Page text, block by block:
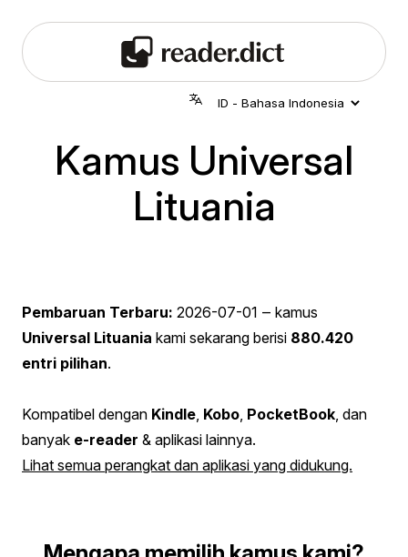
Kamus Universal
Lituania
Pembaruan Terbaru: 2026-07-01 ‒ kamus
Universal Lituania kami sekarang berisi 880.420
entri pilihan.
Kompatibel dengan Kindle Kobo PocketBook , dan
banyak e-reader & aplikasi lainnya.
Lihat semua perangkat dan aplikasi yang didukung.